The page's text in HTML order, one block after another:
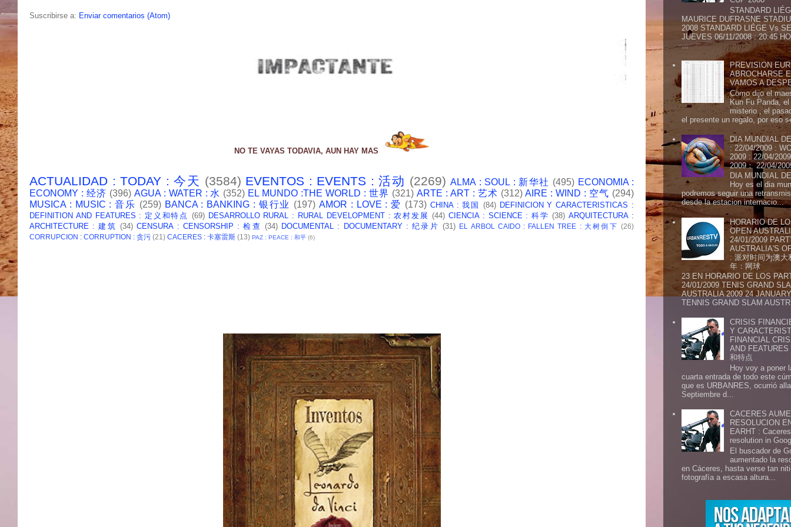
Suscribirse a: Enviar comentarios (Atom)
NO TE VAYAS TODAVIA, AUN HAY MAS
ACTUALIDAD : TODAY : 今天 (3584) EVENTOS : EVENTS : 活动 (2269) ALMA : SOUL : 新华社 (495) ECONOMIA :
ECONOMY : 经济 (396) AGUA : WATER : 水 (352) EL MUNDO :THE WORLD : 世界 (321) ARTE : ART : 艺术 (312) AIRE : WIND : 空气 (294)
MUSICA : MUSIC : 音乐 (259) BANCA : BANKING : 银行业 (197) AMOR : LOVE : 爱 (173) CHINA : 我国 (84) DEFINICION Y CARACTERISTICAS :
DEFINITION AND FEATURES : 定义和特点 (69) DESARROLLO RURAL : RURAL DEVELOPMENT : 农村发展 (44) CIENCIA : SCIENCE : 科学 (38) ARQUITECTURA :
ARCHITECTURE : 建筑 (34) CENSURA : CENSORSHIP : 检查 (34) DOCUMENTAL : DOCUMENTARY : 纪录片 (31) EL ARBOL CAIDO : FALLEN TREE : 大树倒下 (26)
CORRUPCION : CORRUPTION : 贪污 (21) CACERES : 卡塞雷斯 (13) PAZ : PEACE : 和平 (6)
STANDARD
MAURICE DUFRASNE
2008 STANDARD LIÉGE Vs
JUEVES 06/11/2008 : 20:45
...
PREVISION
ABROCHARSE
VAMOS A
Como dijo el
Kun Fu Panda,
misterio , el
el presente un regalo, por eso
DIA MUNDIAL
: 22/04/2009 :
2009 : 22/04/
2009： 22/04/
DIA MUNDIAL
Hoy es el dia
podremos seguir una
desde la estacion internacio...
HORARIO DE
OPEN
24/01/2009
AUSTRALIA'S
: 派对时间为澳大
年：网球
23 EN HORARIO DE LOS
24/01/2009 TENIS GRAND
AUSTRALIA 2009 24
TENNIS GRAND SLAM
CRISIS
Y
FINANCIAL
AND
和特点
Hoy voy a poner
cuarta entrada de todo este
que es URBANRES, ocurrió
Septiembre d...
CACERES
RESOLUCION
EARHT :
resolution in
El buscador de
aumentado la
en Cáceres, hasta verse tan
fotografía a escasa altura...